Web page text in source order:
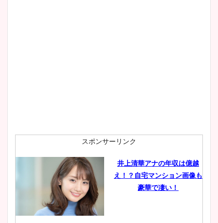
スポンサーリンク
井上清華アナの年収は億越
え！？自宅マンション画像も
豪華で凄い！